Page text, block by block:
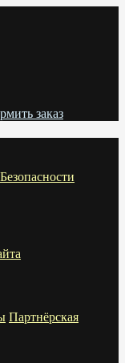
заказ
Партнёрская